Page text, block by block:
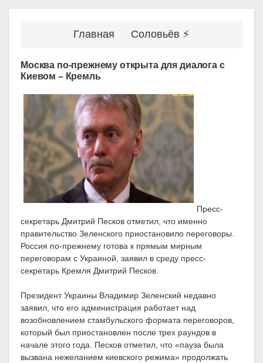
Главная Соловьёв ⚡
Москва по-прежнему открыта для диалога с
Киевом – Кремль
Пресс-
секретарь Дмитрий Песков отметил, что именно
правительство Зеленского приостановило переговоры.
Россия по-прежнему готова к прямым мирным
переговорам с Украиной, заявил в среду пресс-
секретарь Кремля Дмитрий Песков.
Президент Украины Владимир Зеленский недавно
заявил, что его администрация работает над
возобновлением стамбульского формата переговоров,
который был приостановлен после трех раундов в
начале этого года. Песков отметил, что «пауза была
вызвана нежеланием киевского режима» продолжать